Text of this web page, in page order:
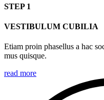
STEP 1
VESTIBULUM CUBILIA
Etiam proin phasellus a hac
mus quisque.
read more